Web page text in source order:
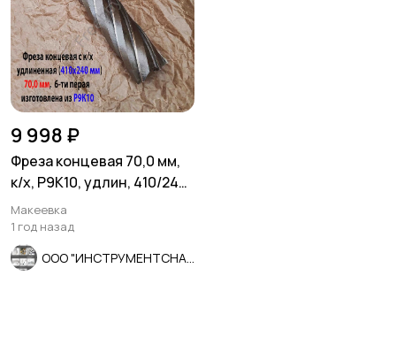
9 998 ₽
Фреза концевая 70,0 мм,
к/х, Р9К10, удлин, 410/240
мм, Z6, КМ5, СССР.
Макеевка
1 год назад